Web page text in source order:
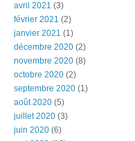
avril 2021 (3)
février 2021 (2)
janvier 2021 (1)
décembre 2020 (2)
novembre 2020 (8)
octobre 2020 (2)
septembre 2020 (1)
août 2020 (5)
juillet 2020 (3)
juin 2020 (6)